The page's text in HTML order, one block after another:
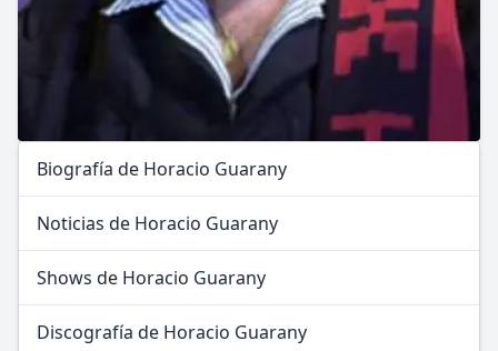
Biografía de Horacio Guarany
Noticias de Horacio Guarany
Shows de Horacio Guarany
Discografía de Horacio Guarany